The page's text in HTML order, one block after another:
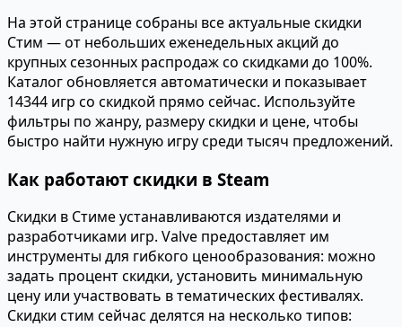
На этой странице собраны все актуальные скидки
Стим — от небольших еженедельных акций до
крупных сезонных распродаж со скидками до 100%.
Каталог обновляется автоматически и показывает
14344 игр со скидкой прямо сейчас. Используйте
фильтры по жанру, размеру скидки и цене, чтобы
быстро найти нужную игру среди тысяч предложений.
Как работают скидки в Steam
Скидки в Стиме устанавливаются издателями и
разработчиками игр. Valve предоставляет им
инструменты для гибкого ценообразования: можно
задать процент скидки, установить минимальную
цену или участвовать в тематических фестивалях.
Скидки стим сейчас делятся на несколько типов: